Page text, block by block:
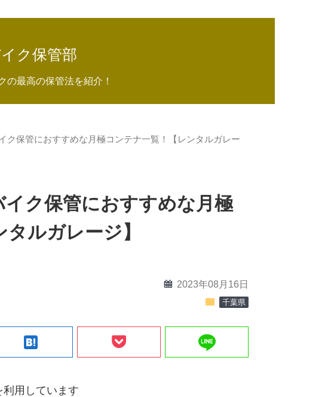
ク保管部
の最高の保管法を紹介！
ク保管におすすめな月極コンテナ一覧！【レンタルガレー
イク保管におすすめな月極
ルガレージ】
calendar 2023年08月16日
folder 千葉県
hatenabookmark line
用しています